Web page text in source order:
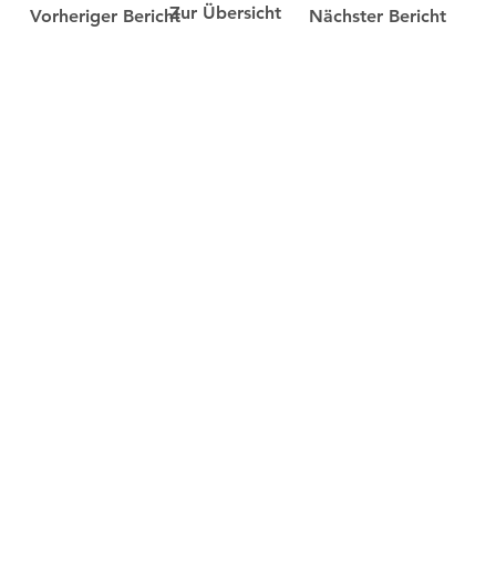
Vorheriger Bericht Nächster Bericht
Zur Übersicht